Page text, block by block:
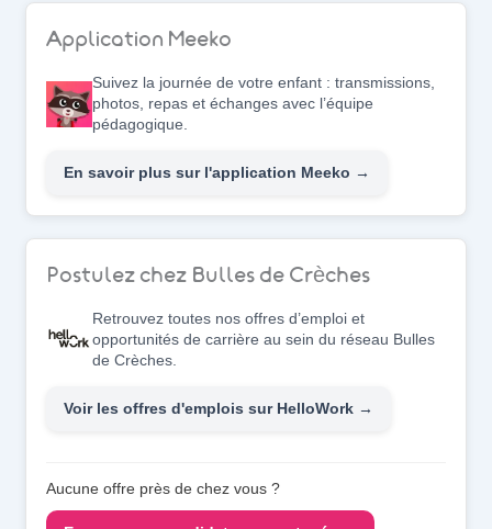
Application Meeko
Suivez la journée de votre enfant : transmissions,
photos, repas et échanges avec l’équipe
pédagogique.
En savoir plus sur l'application Meeko →
Postulez chez Bulles de Crèches
Retrouvez toutes nos offres d’emploi et
opportunités de carrière au sein du réseau Bulles
de Crèches.
Voir les offres d'emplois sur HelloWork →
Aucune offre près de chez vous ?